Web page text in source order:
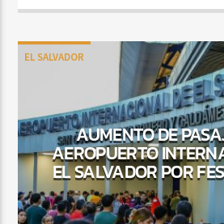
EL SALVADOR
AUMENTO DE
AEROPUERTO
EL SALVADOR POR